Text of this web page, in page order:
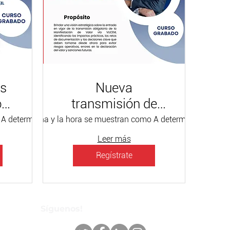
determinar
Curso Grabado / $1500 + IVA
Nueva
transmisión de
valor electrónica
La fecha y la hora se muestran como A determinar
Leer más
Regístrate